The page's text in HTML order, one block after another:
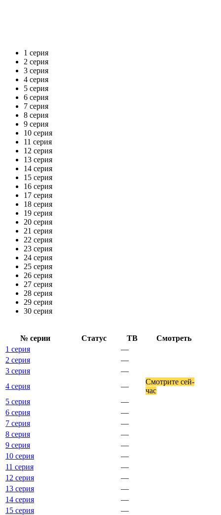
1 серия
2 серия
3 серия
4 серия
5 серия
6 серия
7 серия
8 серия
9 серия
10 серия
11 серия
12 серия
13 серия
14 серия
15 серия
16 серия
17 серия
18 серия
19 серия
20 серия
21 серия
22 серия
23 серия
24 серия
25 серия
26 серия
27 серия
28 серия
29 серия
30 серия
№ се­рии Ста­тус ТВ
Смот­реть
1 серия
—
2 серия
—
3 серия
—
4 серия
—
Смот­ри­те сей­
час
5 серия
—
6 серия
—
7 серия
—
8 серия
—
9 серия
—
10 серия
—
11 серия
—
12 серия
—
13 серия
—
14 серия
—
15 серия
—